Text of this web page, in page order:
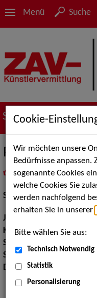
Menü Suche
Suche nach
Pegan van Pelt
inMeine Merkliste
Schauspiel:Bühne, Film
Jahrgang:
Körpergröße:168 cm
Stimmlage:
Sprachen:
Englisch,
Dialekte:Norddeutsch,
Cookie-
Wir möchten unsere
Bedürfnisse anpassen.
sogenannte Cookies
welche Cookies Sie
werden nachfolgend
erhalten Sie in unserer
Bitte wählen Sie aus:
Technisch Notwendig
Statistik
Personalisierung